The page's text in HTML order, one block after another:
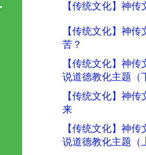
【传统文化】神
【传统文化】神
苦？
【传统文化】神
说道德教化主题（
【传统文化】神
来
【传统文化】神
说道德教化主题（